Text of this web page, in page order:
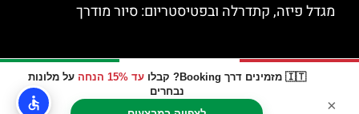
🇮🇹 מזמינים דרך Booking? קבלו עד 15% הנחה
על מלונות
נבחרים
×
מגדל פיזה, קתדרלה ובפטיסטריום: סיור מודרך